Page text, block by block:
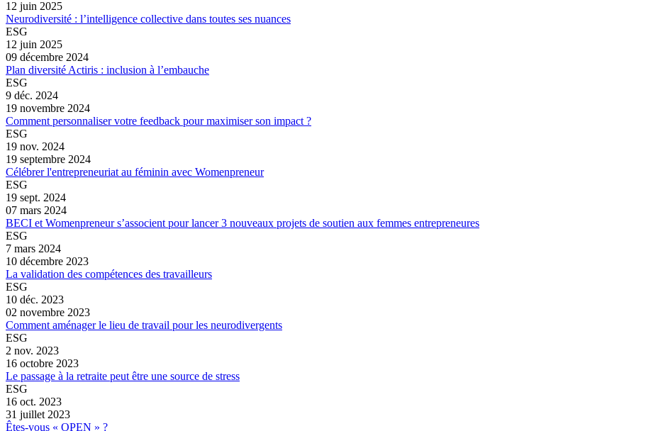
12 juin 2025
Neurodiversité : l’intelligence collective dans toutes ses nuances
ESG
12 juin 2025
09 décembre 2024
Plan diversité Actiris : inclusion à l’embauche
ESG
9 déc. 2024
19 novembre 2024
Comment personnaliser votre feedback pour maximiser son impact ?
ESG
19 nov. 2024
19 septembre 2024
Célébrer l'entrepreneuriat au féminin avec Womenpreneur
ESG
19 sept. 2024
07 mars 2024
BECI et Womenpreneur s’associent pour lancer 3 nouveaux projets de soutien aux femmes entrepreneures
ESG
7 mars 2024
10 décembre 2023
La validation des compétences des travailleurs
ESG
10 déc. 2023
02 novembre 2023
Comment aménager le lieu de travail pour les neurodivergents
ESG
2 nov. 2023
16 octobre 2023
Le passage à la retraite peut être une source de stress
ESG
16 oct. 2023
31 juillet 2023
Êtes-vous « OPEN » ?